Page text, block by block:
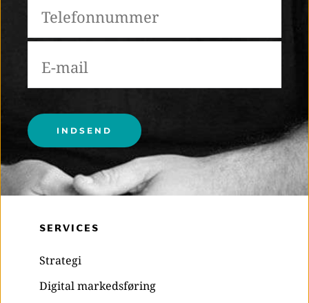
SERVICES
Strategi
Digital markedsføring